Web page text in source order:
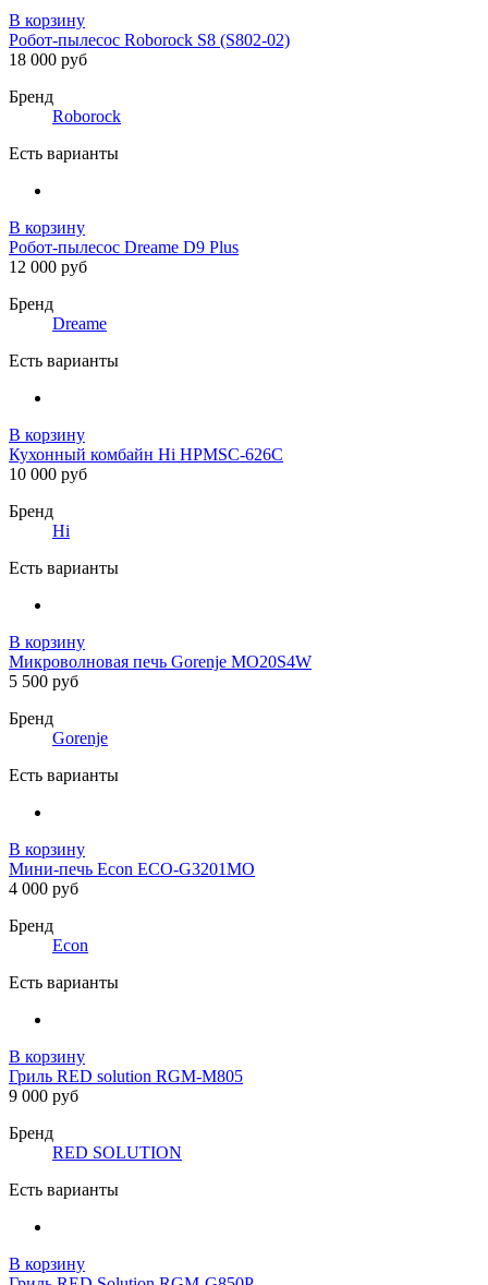
В корзину
Робот-пылесос Roborock S8 (S802-02)
18 000 руб
Бренд
Roborock
Есть варианты
В корзину
Робот-пылесос Dreame D9 Plus
12 000 руб
Бренд
Dreame
Есть варианты
В корзину
Кухонный комбайн Hi HPMSC-626C
10 000 руб
Бренд
Hi
Есть варианты
В корзину
Микроволновая печь Gorenje MO20S4W
5 500 руб
Бренд
Gorenje
Есть варианты
В корзину
Мини-печь Econ ECO-G3201MO
4 000 руб
Бренд
Econ
Есть варианты
В корзину
Гриль RED solution RGM-M805
9 000 руб
Бренд
RED SOLUTION
Есть варианты
В корзину